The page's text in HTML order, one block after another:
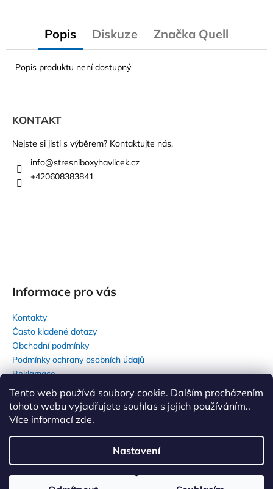
Tento web používá soubory cookie. Dalším procházením
tohoto webu vyjadřujete souhlas s jejich používáním..
Více informacízde.
Nastavení
Popis Diskuze Značka Quell
Popis produktu není dostupný
KONTAKT
Nejste si jisti s výběrem? Kontaktujte nás.
info@stresniboxyhavlicek.cz
+420608383841
Informace pro vás
Kontakty
Často kladené dotazy
Obchodní podmínky
Podmínky ochrany osobních údajů
Reklamace
Vytvořil Shoptet|Anque Media